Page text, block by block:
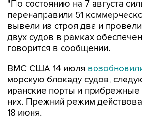
вывели из строя два и
двух судов в рамках
говорится в сообщении.
ВМС США 14 июлявозобновили
иранские порты и прибрежные
них. Прежний режим
18 июня.
За два месяца силы